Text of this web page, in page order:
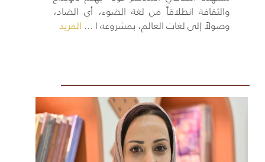
والثقافة انطلاقاً من لغة الضوء، أي الضاد،
وصولاً إلى لغات العالم، بمشروعه ا ...المزيد